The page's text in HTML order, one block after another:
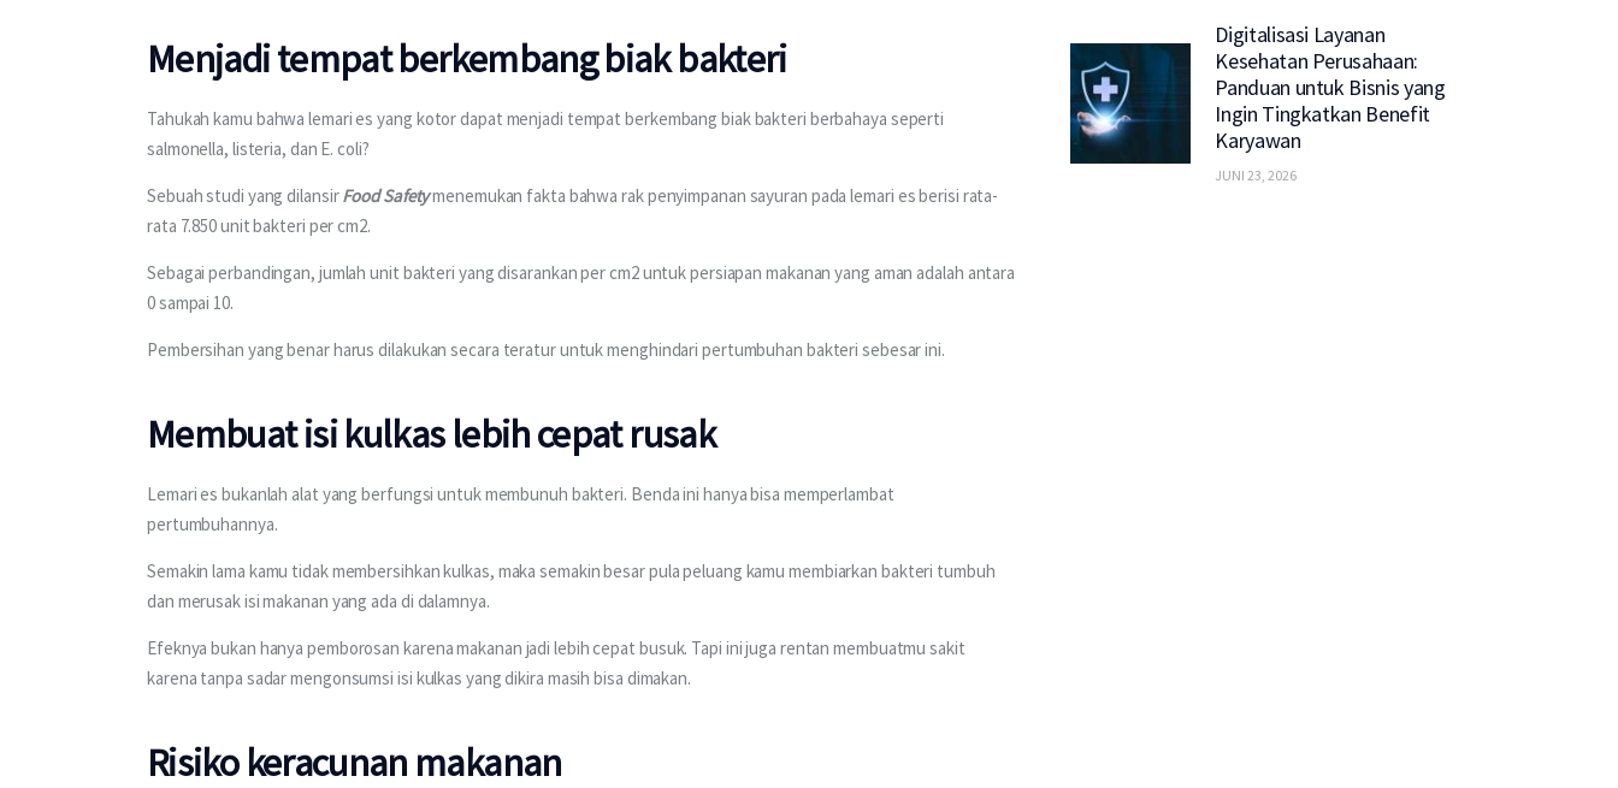
Menjadi tempat berkembang biak bakteri
Tahukah kamu bahwa lemari es yang kotor dapat menjadi tempat berkembang biak bakteri berbahaya seperti
salmonella, listeria, dan E. coli?
Sebuah studi yang dilansir Food Safety menemukan fakta bahwa rak penyimpanan sayuran pada lemari es berisi rata-
rata 7.850 unit bakteri per cm2.
Sebagai perbandingan, jumlah unit bakteri yang disarankan per cm2 untuk persiapan makanan yang aman adalah antara
0 sampai 10.
Pembersihan yang benar harus dilakukan secara teratur untuk menghindari pertumbuhan bakteri sebesar ini.
Membuat isi kulkas lebih cepat rusak
Lemari es bukanlah alat yang berfungsi untuk membunuh bakteri. Benda ini hanya bisa memperlambat
pertumbuhannya.
Semakin lama kamu tidak membersihkan kulkas, maka semakin besar pula peluang kamu membiarkan bakteri tumbuh
dan merusak isi makanan yang ada di dalamnya.
Efeknya bukan hanya pemborosan karena makanan jadi lebih cepat busuk. Tapi ini juga rentan membuatmu sakit
karena tanpa sadar mengonsumsi isi kulkas yang dikira masih bisa dimakan.
Risiko keracunan makanan
Digitalisasi Layanan
Kesehatan Perusahaan:
Panduan untuk Bisnis yang
Ingin Tingkatkan Benefit
Karyawan
JUNI 23, 2026